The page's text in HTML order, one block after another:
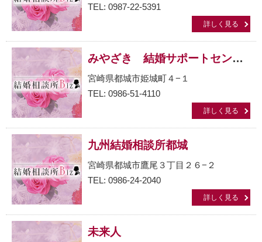
TEL: 0987-22-5391
詳しく見る
みやざき 結婚サポートセンター都城センター
宮崎県都城市姫城町４−１
TEL: 0986-51-4110
詳しく見る
九州結婚相談所都城
宮崎県都城市鷹尾３丁目２６−２
TEL: 0986-24-2040
詳しく見る
未来人